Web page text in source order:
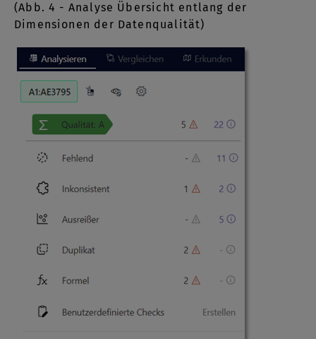
(Abb. 4 - Analyse Übersicht entlang der
Dimensionen der Datenqualität)